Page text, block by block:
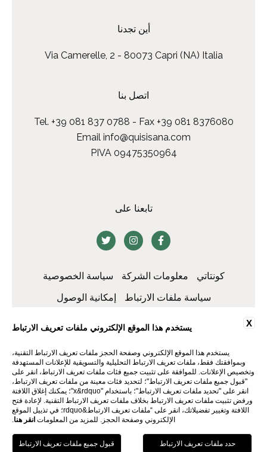
أين تجدنا
Via Camerelle, 2 - 80073 Capri (NA) Italia
اتصل بنا
Tel. +39 081 837 0788 - Fax +39 081 8376080
Email info@quisisana.com
PIVA 09475350964
تابعنا على
كونتاتي معلومات الشركة
سياسة الخصوصية
سياسة ملفات الارتباط
إمكانية الوصول
WEBSITE BY BLASTNESS
X يستخدم هذا الموقع الإلكتروني ملفات تعريف الارتباط
يستخدم هذا الموقع الإلكتروني وصفحة الحجز ملفات تعريف الارتباط التقنية،
وبموافقتك فقط، ملفات تعريف الارتباط التحليلية والتسويقية للإعلانات المستهدفة
وتخصيص الإعلانات. للموافقة على تثبيت جميع فئات ملفات تعريف الارتباط، انقر على
"قبول جميع ملفات تعريف الارتباط"؛ لتحديد فئات معينة من ملفات تعريف الارتباط،
انقر على "تحديد ملفات تعريف الارتباط"؛ باستخدام "x&rdquo"؛ يمكنك إغلاق اللافتة
ورفض تثبيت ملفات تعريف الارتباط بخلاف ملفات تعريف الارتباط التقنية. لإعادة فتح
اللافتة وتغيير تفضيلاتك، انقر على “ملفات تعريف الارتباط&rdquo؛ في تذييل الموقع
الإلكتروني وصفحة الحجز. للمزيد من المعلومات انقر هنا.